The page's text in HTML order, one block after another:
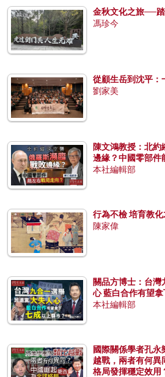
金秋文化之旅──
馮珍今
從顧生岳到沈平：
劉家美
陳文鴻教授：北約
邊緣？中國零部件
本社編輯部
行為不檢 培育教
陳家偉
關品方博士：台灣
心 藍白合作有望
本社編輯部
國際關係學者孔
越戰，兩者有何異
格局發揮穩定效用